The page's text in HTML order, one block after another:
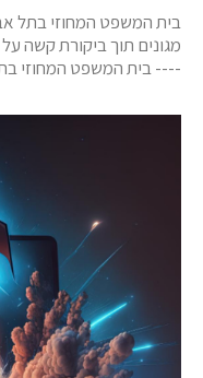
בית המשפט המחוזי בתל
מגונים תוך ביקורת קשה
---- בית המשפט המחוזי